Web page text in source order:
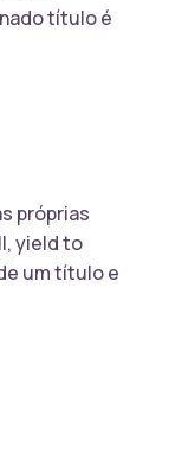
título é
próprias
yield to
um título e